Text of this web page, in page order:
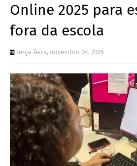
Online 2025 para
fora da escola
terça-feira, novembro 04, 2025